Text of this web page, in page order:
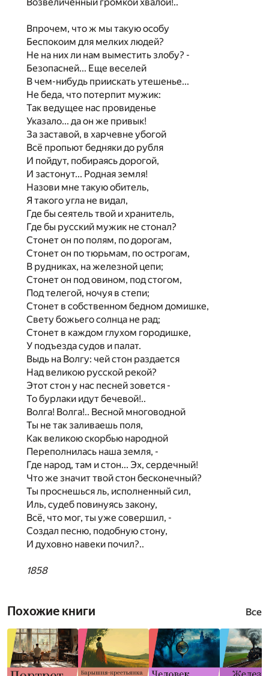
Впрочем, что ж мы такую особу
Беспокоим для мелких людей?
Не на них ли нам выместить злобу? -
Безопасней... Еще веселей
В чем-нибудь приискать утешенье...
Не беда, что потерпит мужик:
Так ведущее нас провиденье
Указало... да он же привык!
За заставой, в харчевне убогой
Всё пропьют бедняки до рубля
И пойдут, побираясь дорогой,
И застонут... Родная земля!
Назови мне такую обитель,
Я такого угла не видал,
Где бы сеятель твой и хранитель,
Где бы русский мужик не стонал?
Стонет он по полям, по дорогам,
Стонет он по тюрьмам, по острогам,
В рудниках, на железной цепи;
Стонет он под овином, под стогом,
Под телегой, ночуя в степи;
Стонет в собственном бедном домишке,
Свету божьего солнца не рад;
Стонет в каждом глухом городишке,
У подъезда судов и палат.
Выдь на Волгу: чей стон раздается
Над великою русской рекой?
Этот стон у нас песней зовется -
То бурлаки идут бечевой!..
Волга! Волга!.. Весной многоводной
Ты не так заливаешь поля,
Как великою скорбью народной
Переполнилась наша земля, -
Где народ, там и стон... Эх, сердечный!
Что же значит твой стон бесконечный?
Ты проснешься ль, исполненный сил,
Иль, судеб повинуясь закону,
Всё, что мог, ты уже совершил, -
Создал песню, подобную стону,
И духовно навеки почил?..
1858
Похожие книги Все